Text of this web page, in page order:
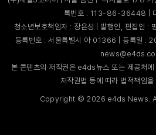
록번호 : 113-86-36448 |
청소년보호책임자 : 장은성 | 발행인, 편집
등록번호 : 서울특별시 아 01366 | 등록일 :
본 콘텐츠의 저작권은 e4ds뉴스 또는 제공처
저작권법 등에 따라 법적책임
Copyright ©2026 e4ds News.